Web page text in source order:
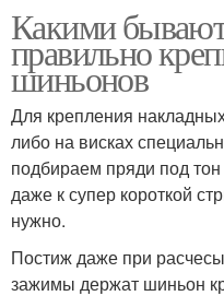
Какими
правильно
шиньонов
Для крепления
либо на висках
подбираем пряди под
даже к супер короткой
нужно.
Постиж даже при
зажимы держат шиньон